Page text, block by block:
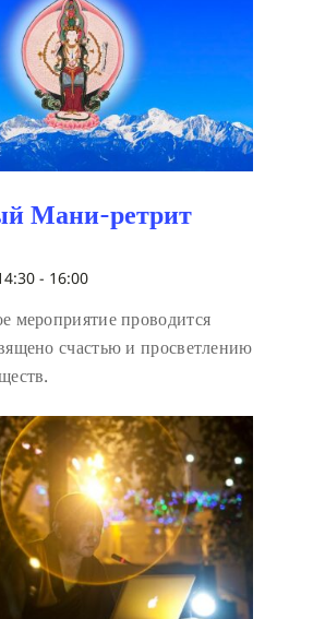
Мани-ретрит
- 16:00
мероприятие проводится
счастью и просветлению